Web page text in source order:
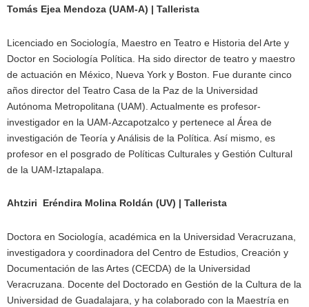
Tomás Ejea Mendoza (UAM-A) | Tallerista
Licenciado en Sociología, Maestro en Teatro e Historia del Arte y
Doctor en Sociología Política. Ha sido director de teatro y maestro
de actuación en México, Nueva York y Boston. Fue durante cinco
años director del Teatro Casa de la Paz de la Universidad
Autónoma Metropolitana (UAM). Actualmente es profesor-
investigador en la UAM-Azcapotzalco y pertenece al Área de
investigación de Teoría y Análisis de la Política. Así mismo, es
profesor en el posgrado de Políticas Culturales y Gestión Cultural
de la UAM-Iztapalapa.
Ahtziri Eréndira Molina Roldán (UV) | Tallerista
Doctora en Sociología, académica en la Universidad Veracruzana,
investigadora y coordinadora del Centro de Estudios, Creación y
Documentación de las Artes (CECDA) de la Universidad
Veracruzana. Docente del Doctorado en Gestión de la Cultura de la
Universidad de Guadalajara, y ha colaborado con la Maestría en